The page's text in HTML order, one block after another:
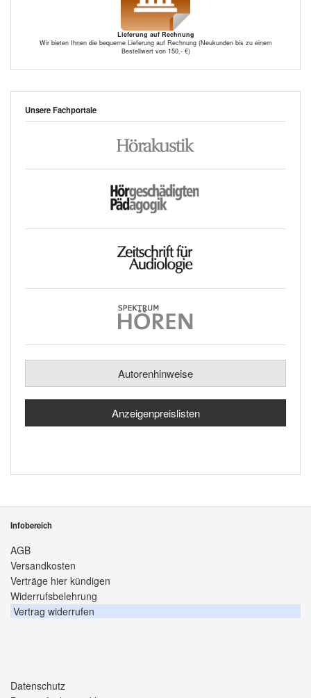
Lieferung auf Rechnung
Wir bieten Ihnen die bequeme Lieferung auf Rechnung (Neukunden bis zu einem
Bestellwert von 150,- €)
Unsere Fachportale
Autorenhinweise
Anzeigenpreislisten
Infobereich
AGB
Versandkosten
Verträge hier kündigen
Widerrufsbelehrung
Vertrag widerrufen
Datenschutz